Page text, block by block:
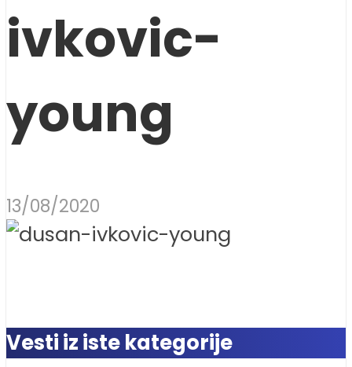
ivkovic-
young
13/08/2020
Vesti iz iste kategorije